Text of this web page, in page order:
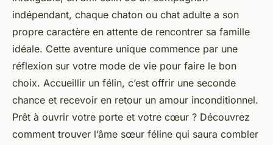
indépendant, chaque chaton ou chat adulte a son
propre caractère en attente de rencontrer sa famille
idéale. Cette aventure unique commence par une
réflexion sur votre mode de vie pour faire le bon
choix. Accueillir un félin, c’est offrir une seconde
chance et recevoir en retour un amour inconditionnel.
Prêt à ouvrir votre porte et votre cœur ? Découvrez
comment trouver l’âme sœur féline qui saura combler